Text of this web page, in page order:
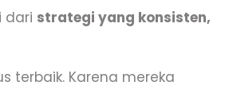
dari strategi yang konsisten,
terbaik. Karena mereka